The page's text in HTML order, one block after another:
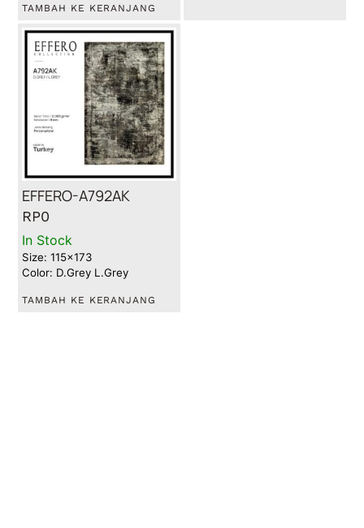
TAMBAH KE KERANJANG
EFFERO-A792AK
RP0
In Stock
Size: 115x173
Color: D.Grey L.Grey
TAMBAH KE KERANJANG